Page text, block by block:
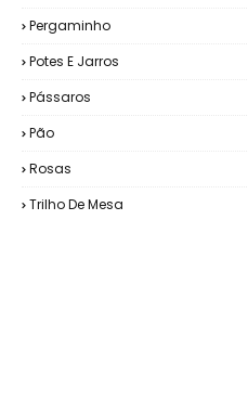
Pergaminho
Potes E Jarros
Pássaros
Pão
Rosas
Trilho De Mesa